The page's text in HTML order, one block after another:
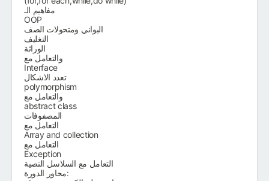
مفاهيم الـ
OOP
البواني ومتحولات الصف
التغليف
الوراثة
والتعامل مع
Interface
تعدد الاشكال
polymorphism
والتعامل مع
abstract class
المصفوفات
التعامل مع
Array and collection
التعامل مع
Exception
التعامل مع السلاسل النصية
محاور الدورة: